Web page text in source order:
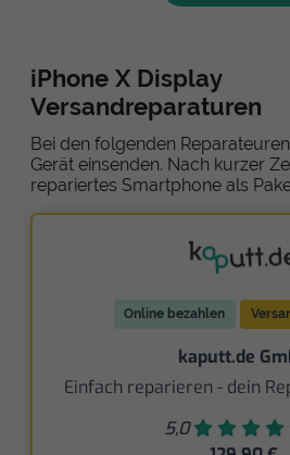
iPhone X Display
Versandreparaturen
Bei den folgenden
Gerät einsenden. Nach kurzer
repariertes Smartphone als
Online bezahlen
kaputt.de
Einfach reparieren - dein
5,0